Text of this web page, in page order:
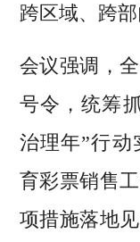
跨区域、跨
会议强调，
号令，统筹
治理年”行动
育彩票销售
项措施落地